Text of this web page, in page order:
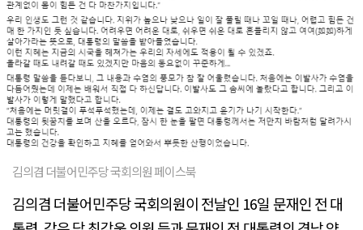
김의겸 더불어민주당 국회의원 페이스북
김의겸 더불어민주당 국회의원이 전날인 16일 문재인 전 대